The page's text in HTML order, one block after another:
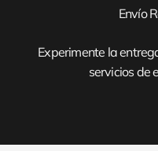
Envío
Experimente la
servicios de